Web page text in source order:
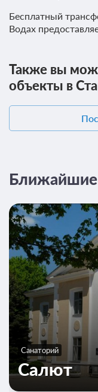
Бесплатный
Водах
Также вы
объекты в
Санаторий
Салют